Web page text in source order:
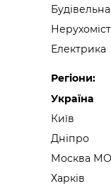
Будівельна
Електрика
Регіони:
Україна
Київ
Дніпро
Москва МО
Харків